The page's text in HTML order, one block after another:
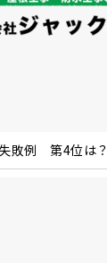
敗例 第4位は？